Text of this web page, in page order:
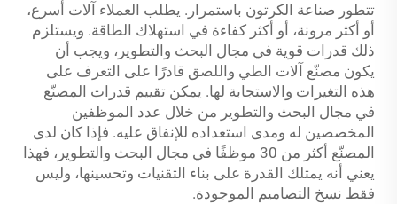
تتطور صناعة الكرتون باستمرار. يطلب العملاء آلات أسرع،
أو أكثر مرونة، أو أكثر كفاءة في استهلاك الطاقة. ويستلزم
ذلك قدرات قوية في مجال البحث والتطوير، ويجب أن
يكون مصنّع آلات الطي واللصق قادرًا على التعرف على
هذه التغيرات والاستجابة لها. يمكن تقييم قدرات المصنّع
في مجال البحث والتطوير من خلال عدد الموظفين
المخصصين له ومدى استعداده للإنفاق عليه. فإذا كان لدى
المصنّع أكثر من 30 موظفًا في مجال البحث والتطوير، فهذا
يعني أنه يمتلك القدرة على بناء التقنيات وتحسينها، وليس
فقط نسخ التصاميم الموجودة.